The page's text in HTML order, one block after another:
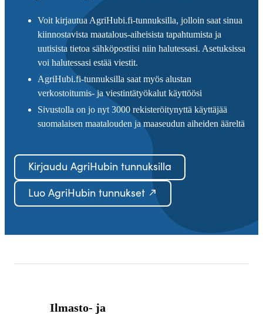
Voit kirjautua AgriHubi.fi-tunnuksilla, jolloin saat sinua
kiinnostavista maatalous-aiheisista tapahtumista ja
uutisista tietoa sähköpostiisi niin halutessasi. Asetuksissa
voi halutessasi estää viestit.
AgriHubi.fi-tunnuksilla saat myös alustan
verkostoitumis- ja viestintätyökalut käyttöösi
Sivustolla on jo nyt 3000 rekisteröitynyttä käyttäjää
suomalaisen maatalouden ja maaseudun aiheiden ääreltä
Kirjaudu AgriHubin tunnuksilla
Luo AgriHubin tunnukset
Ilmasto- ja